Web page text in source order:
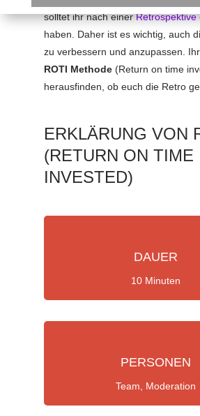
solltet ihr nach einerRetrospektive
haben. Daher ist es wichtig, auch
zu verbessern und anzupassen.
ROTI Methode(Return on time
herausfinden, ob euch die Retro
ERKLÄRUNG VON
(RETURN ON TIME
INVESTED)
DAUER
10 Minuten
PERSONEN
Team, Moderation